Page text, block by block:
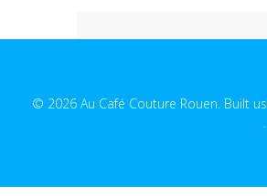
© 2026 Au Café Couture Rouen. Built
.